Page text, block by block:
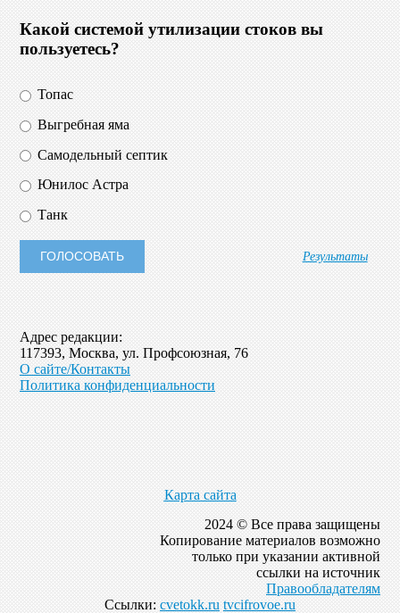
Какой системой утилизации стоков вы
пользуетесь?
Топас
Выгребная яма
Самодельный септик
Юнилос Астра
Танк
Результаты
Адрес редакции:
117393, Москва, ул. Профсоюзная, 76
О сайте/Контакты
Политика конфиденциальности
Карта сайта
2024 © Все права защищены
Копирование материалов возможно
только при указании активной
ссылки на источник
Правообладателям
Ссылки: cvetokk.ru tvcifrovoe.ru